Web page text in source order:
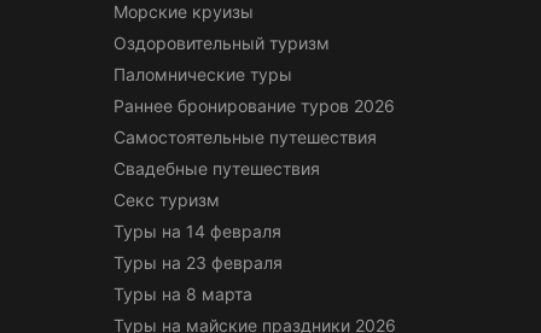
Морские круизы
Оздоровительный туризм
Паломнические туры
Раннее бронирование туров 2026
Самостоятельные путешествия
Свадебные путешествия
Секс туризм
Туры на 14 февраля
Туры на 23 февраля
Туры на 8 марта
Туры на майские праздники 2026